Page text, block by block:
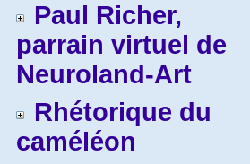
Paul Richer,
parrain virtuel de
Neuroland-Art
Rhétorique du
caméléon